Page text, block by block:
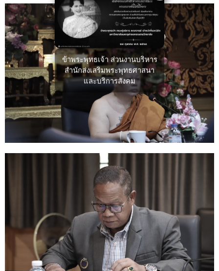
ข้าพระพุทธเจ้า ส่วนงานบริหาร
สำนักส่งเสริมพระพุทธศาสนา
และบริการสังคม